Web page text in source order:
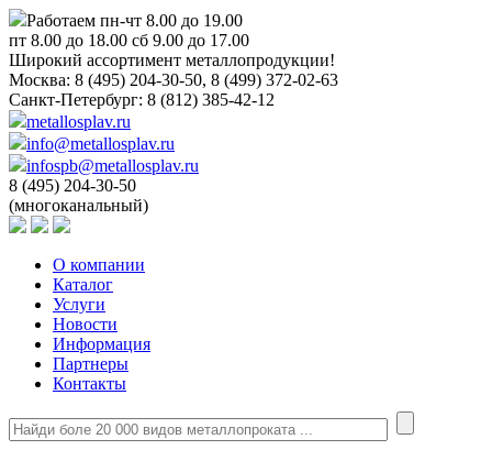
Работаем пн-чт 8.00 до 19.00
пт 8.00 до 18.00 сб 9.00 до 17.00
Широкий ассортимент металлопродукции!
Москва: 8 (495) 204-30-50, 8 (499) 372-02-63
Санкт-Петербург: 8 (812) 385-42-12
metallosplav.ru
info@metallosplav.ru
infospb@metallosplav.ru
8 (495) 204-30-50
(многоканальный)
О компании
Каталог
Услуги
Новости
Информация
Партнеры
Контакты